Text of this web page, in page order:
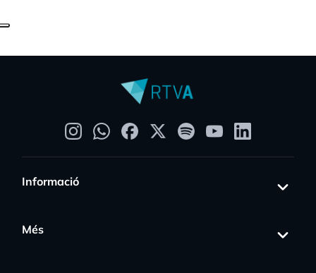
Informació
Més